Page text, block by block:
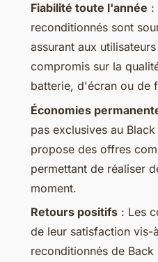
Fiabilité toute l'année :
reconditionnés sont
assurant aux
compromis sur la
batterie, d'écran ou de
Économies
pas exclusives au
propose des offres
permettant de réaliser
moment.
Retours positifs : Les
de leur satisfaction vis-
reconditionnés de